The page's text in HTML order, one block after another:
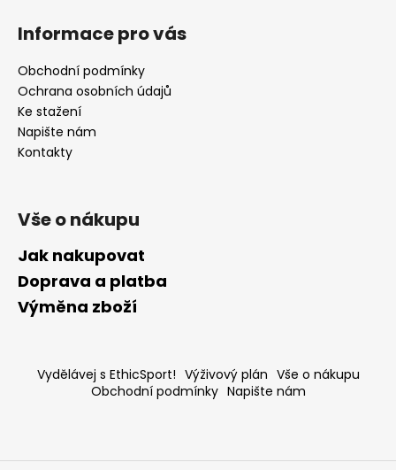
Informace pro vás
Obchodní podmínky
Ochrana osobních údajů
Ke stažení
Napište nám
Kontakty
Vše o nákupu
Jak nakupovat
Doprava a platba
Výměna zboží
Vydělávej s EthicSport! Výživový plán Vše o nákupu
Obchodní podmínky Napište nám